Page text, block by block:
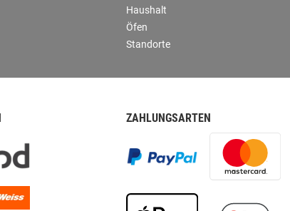
Haushalt
Öfen
Standorte
ZAHLUNGSARTEN